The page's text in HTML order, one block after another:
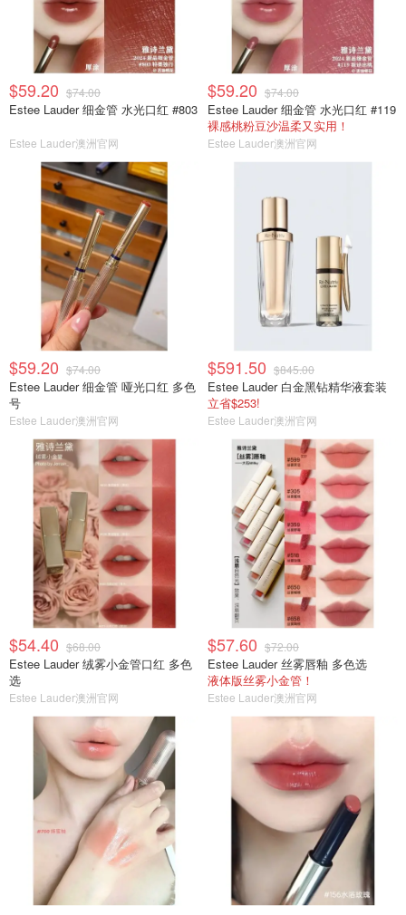
$59.20 $74.00
Estee Lauder 细金管 水光口红 #803
Estee Lauder澳洲官网
$59.20 $74.00
Estee Lauder 细金管 水光口红 #119
裸感桃粉豆沙温柔又实用！
Estee Lauder澳洲官网
$59.20 $74.00
Estee Lauder 细金管 哑光口红 多色
号
Estee Lauder澳洲官网
$591.50 $845.00
Estee Lauder 白金黑钻精华液套装
立省$253!
Estee Lauder澳洲官网
$54.40 $68.00
Estee Lauder 绒雾小金管口红 多色
选
Estee Lauder澳洲官网
$57.60 $72.00
Estee Lauder 丝雾唇釉 多色选
液体版丝雾小金管！
Estee Lauder澳洲官网